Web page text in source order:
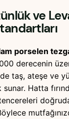
ve
porselen
derecenin
taş, ateşe ve
sunar. Hatta
tencereleri